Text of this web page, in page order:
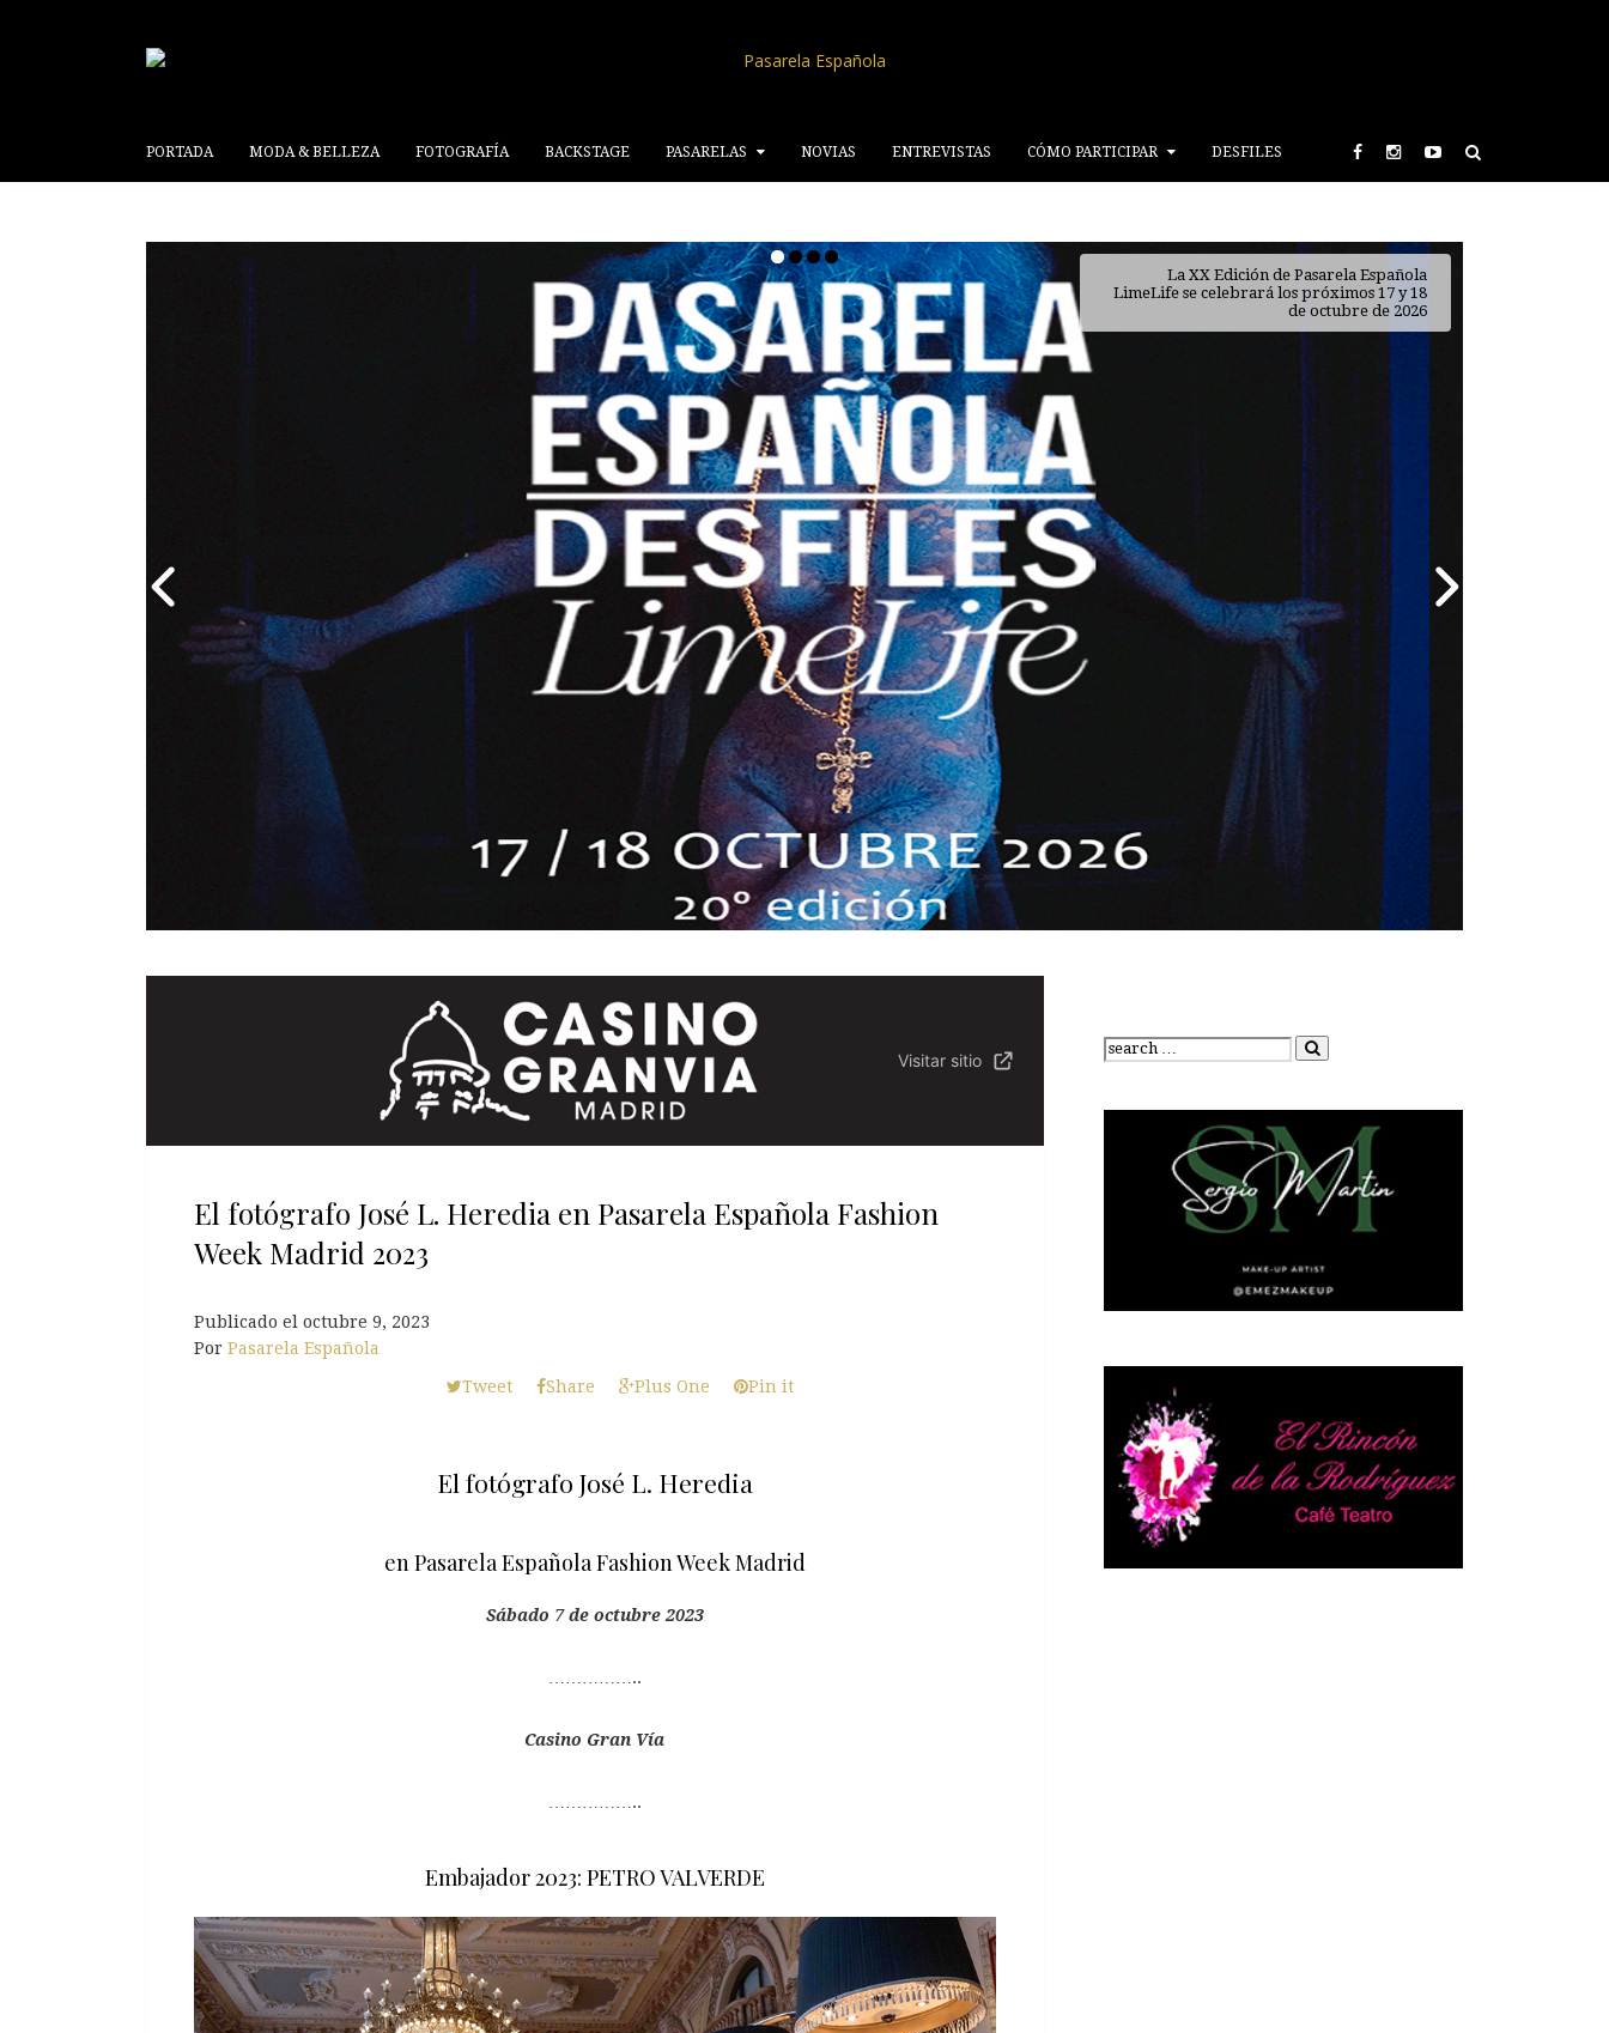
PORTADA MODA & BELLEZA FOTOGRAFÍA BACKSTAGE PASARELAS NOVIAS ENTREVISTAS CÓMO PARTICIPAR DESFILES
AmazeBox, la forma más emocionante de
descubrir tu rutina de belleza
Visitar sitio
El fotógrafo José L. Heredia en Pasarela Española Fashion
Week Madrid 2023
Publicado el octubre 9, 2023
Por Pasarela Española
Tweet
Share Plus One Pin it
El fotógrafo José L. Heredia
en Pasarela Española Fashion Week Madrid
Sábado 7 de octubre 2023
……………..
Casino Gran Vía
……………..
Embajador 2023: PETRO VALVERDE